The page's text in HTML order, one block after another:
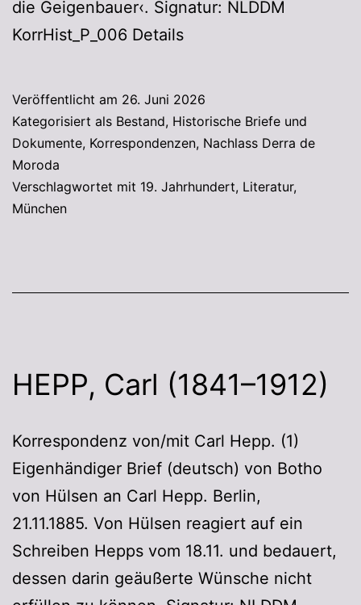
die Geigenbauer‹. Signatur: NLDDM
KorrHist_P_006 Details
Veröffentlicht am 26. Juni 2026
Kategorisiert als Bestand, Historische Briefe und
Dokumente, Korrespondenzen, Nachlass Derra de
Moroda
Verschlagwortet mit 19. Jahrhundert, Literatur,
München
HEPP, Carl (1841–1912)
Korrespondenz von/mit Carl Hepp. (1)
Eigenhändiger Brief (deutsch) von Botho
von Hülsen an Carl Hepp. Berlin,
21.11.1885. Von Hülsen reagiert auf ein
Schreiben Hepps vom 18.11. und bedauert,
dessen darin geäußerte Wünsche nicht